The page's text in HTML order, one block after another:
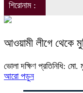
শিরোনাম :
আওয়ামী লীগে থেকে
ভোলা দক্ষিণ প্রতিনিধি:
আরো পড়ুন